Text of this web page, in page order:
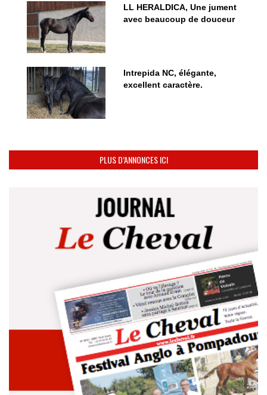
LL HERALDICA, Une jument
avec beaucoup de douceur
Intrepida NC, élégante,
excellent caractère.
PLUS D’ANNONCES ICI